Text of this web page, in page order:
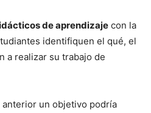
de aprendizaje con la
identifiquen el qué, el
a realizar su trabajo de
un objetivo podría